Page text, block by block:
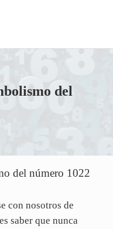
del
del número 1022
con nosotros de
saber que nunca